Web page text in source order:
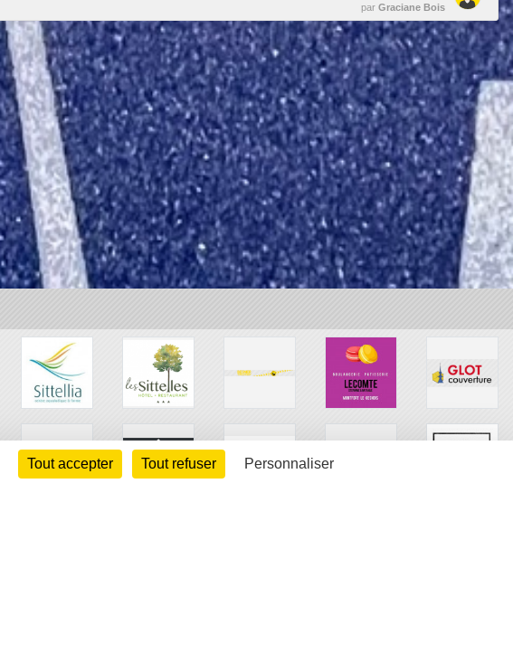
par Graciane Bois
Tout accepter Tout refuser Personnaliser